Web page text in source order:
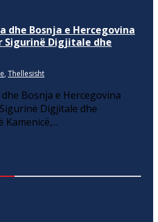
dhe Bosnja e Hercegovina
Sigurinë Digjitale dhe
, Thellesisht
Bosnja e Hercegovina
Digjitale dhe